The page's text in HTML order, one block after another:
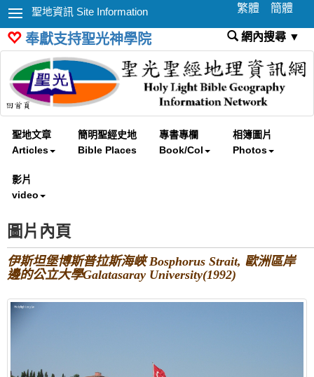
聖地資訊 Site Information 繁體 簡體
奉獻支持聖光神學院 網內搜尋 ▼
聖地文章
Articles
簡明聖經史地
Bible Places
專書專欄
Book/Col
相簿圖片
Photos
影片
video
圖片內頁
伊斯坦堡博斯普拉斯海峽 Bosphorus Strait, 歐洲區岸
邊的公立大學Galatasaray University(1992)